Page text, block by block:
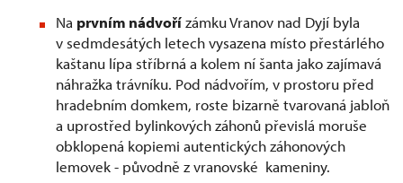
Na prvním nádvořízámku Vranov nad Dyjí byla
v sedmdesátých letech vysazena místo přestárlého
kaštanu lípa stříbrná a kolem ní šanta jako zajímavá
náhražka trávníku. Pod nádvořím, v prostoru před
hradebním domkem, roste bizarně tvarovaná jabloň
a uprostřed bylinkových záhonů převislá moruše
obklopená kopiemi autentických záhonových
lemovek - původně z vranovské kameniny.